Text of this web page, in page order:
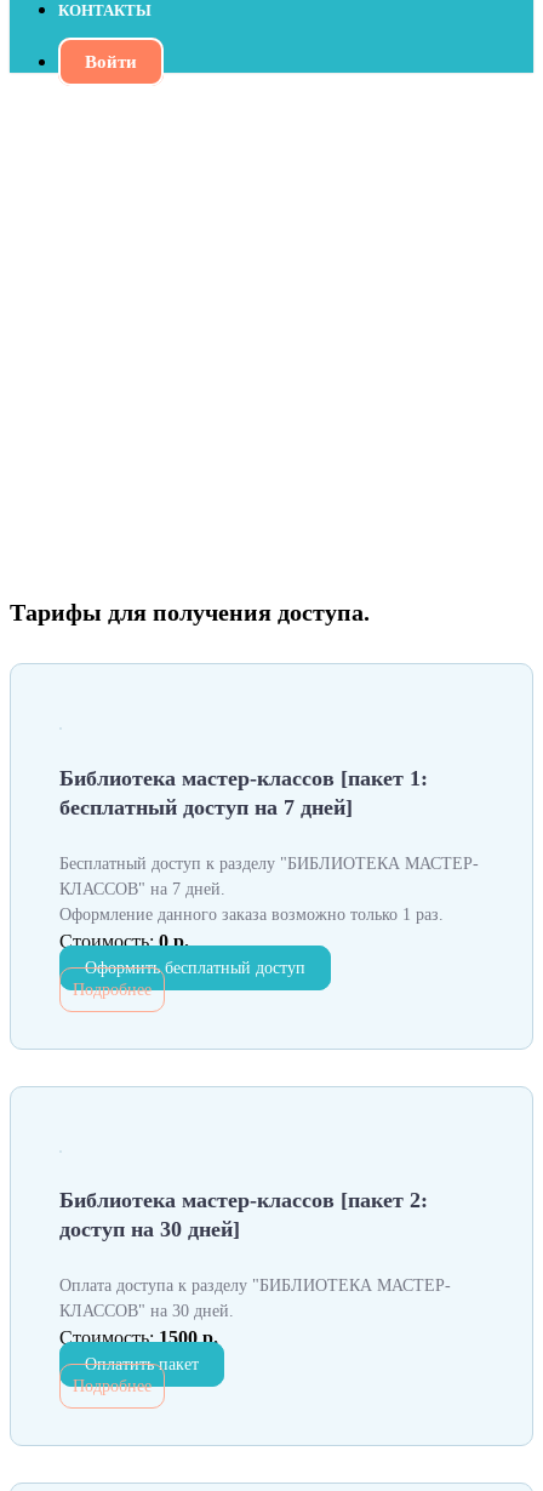
КОНТАКТЫ
Войти
Тарифы для получения доступа.
Библиотека мастер-классов [пакет 1:
бесплатный доступ на 7 дней]
Бесплатный доступ к разделу "БИБЛИОТЕКА МАСТЕР-
КЛАССОВ" на 7 дней.
Оформление данного заказа возможно только 1 раз.
Стоимость: 0 р.
Оформить бесплатный доступ
Подробнее
Библиотека мастер-классов [пакет 2:
доступ на 30 дней]
Оплата доступа к разделу "БИБЛИОТЕКА МАСТЕР-
КЛАССОВ" на 30 дней.
Стоимость: 1500 р.
Оплатить пакет
Подробнее